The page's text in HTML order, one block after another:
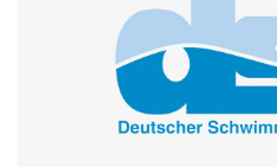
Deutscher Schwimm-Verband e.V.
Korbacher Straße 93
D-34132 Kassel
Fax: +49 561 94083-15